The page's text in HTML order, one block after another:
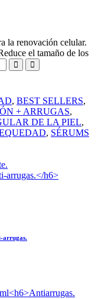
la renovación celular.
el tamaño de los
, BEST SELLERS,
+ ARRUGAS,
DE LA PIEL,
, SÉRUMS
arrugas.